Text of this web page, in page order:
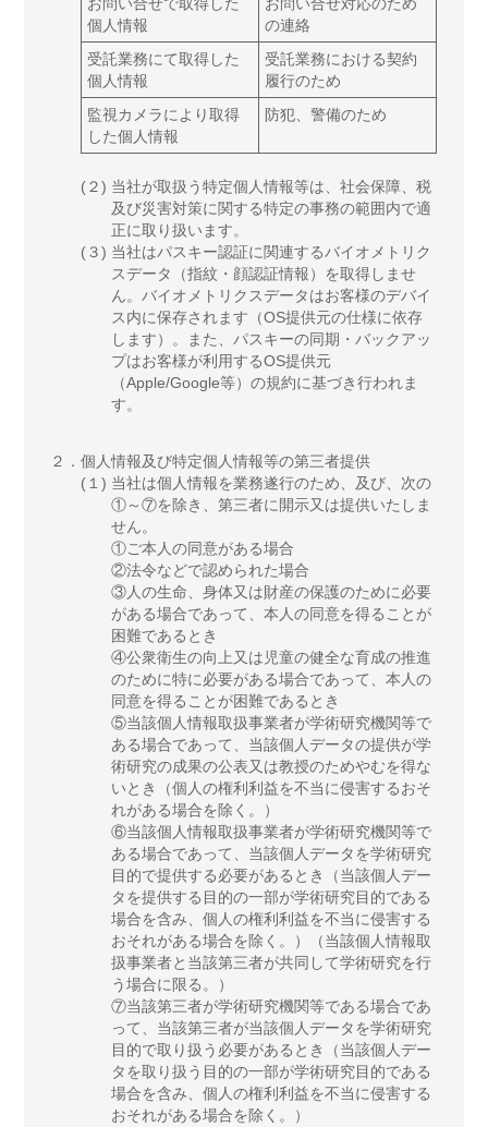
個人情報
の連絡
受託業務にて取得した
個人情報
受託業務における契約
履行のため
監視カメラにより取得
した個人情報
防犯、警備のため
(２) 当社が取扱う特定個人情報等は、社会保障、税
及び災害対策に関する特定の事務の範囲内で適
正に取り扱います。
(３) 当社はパスキー認証に関連するバイオメトリク
スデータ（指紋・顔認証情報）を取得しませ
ん。バイオメトリクスデータはお客様のデバイ
ス内に保存されます（OS提供元の仕様に依存
します）。また、パスキーの同期・バックアッ
プはお客様が利用するOS提供元
（Apple/Google等）の規約に基づき行われま
す。
２．個人情報及び特定個人情報等の第三者提供
(１) 当社は個人情報を業務遂行のため、及び、次の
①～⑦を除き、第三者に開示又は提供いたしま
せん。
①ご本人の同意がある場合
②法令などで認められた場合
③人の生命、身体又は財産の保護のために必要
がある場合であって、本人の同意を得ることが
困難であるとき
④公衆衛生の向上又は児童の健全な育成の推進
のために特に必要がある場合であって、本人の
同意を得ることが困難であるとき
⑤当該個人情報取扱事業者が学術研究機関等で
ある場合であって、当該個人データの提供が学
術研究の成果の公表又は教授のためやむを得な
いとき（個人の権利利益を不当に侵害するおそ
れがある場合を除く。）
⑥当該個人情報取扱事業者が学術研究機関等で
ある場合であって、当該個人データを学術研究
目的で提供する必要があるとき（当該個人デー
タを提供する目的の一部が学術研究目的である
場合を含み、個人の権利利益を不当に侵害する
おそれがある場合を除く。）（当該個人情報取
扱事業者と当該第三者が共同して学術研究を行
う場合に限る。）
⑦当該第三者が学術研究機関等である場合であ
って、当該第三者が当該個人データを学術研究
目的で取り扱う必要があるとき（当該個人デー
タを取り扱う目的の一部が学術研究目的である
場合を含み、個人の権利利益を不当に侵害する
おそれがある場合を除く。）